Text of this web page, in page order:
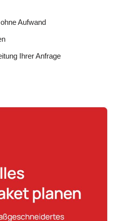
Aufwand
Ihrer Anfrage